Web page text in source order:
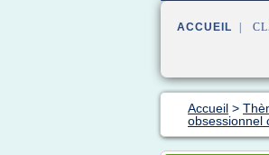
ACCUEIL |
Accueil >
obsessionnel